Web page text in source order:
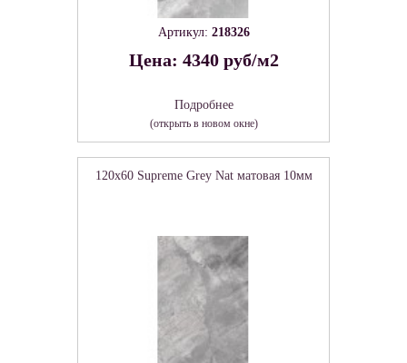
Артикул: 218326
Цена: 4340 руб/м2
Подробнее
(открыть в новом окне)
120x60 Supreme Grey Nat матовая 10мм